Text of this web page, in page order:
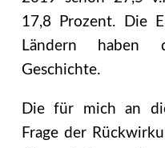
17,8 Prozent. Die
Ländern haben
Geschichte.
Die für mich an
Frage der